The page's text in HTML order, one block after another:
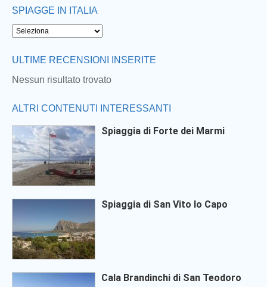
SPIAGGE IN ITALIA
ULTIME RECENSIONI INSERITE
Nessun risultato trovato
ALTRI CONTENUTI INTERESSANTI
Spiaggia di Forte dei Marmi
Spiaggia di San Vito lo Capo
Cala Brandinchi di San Teodoro